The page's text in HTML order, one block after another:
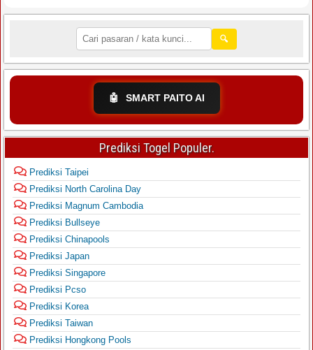
🔍
🤖 SMART PAITO AI
Prediksi Togel Populer.
Prediksi Taipei
Prediksi North Carolina Day
Prediksi Magnum Cambodia
Prediksi Bullseye
Prediksi Chinapools
Prediksi Japan
Prediksi Singapore
Prediksi Pcso
Prediksi Korea
Prediksi Taiwan
Prediksi Hongkong Pools